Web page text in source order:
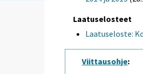
Laatuselosteet
Laatuseloste:
Viittausohje: